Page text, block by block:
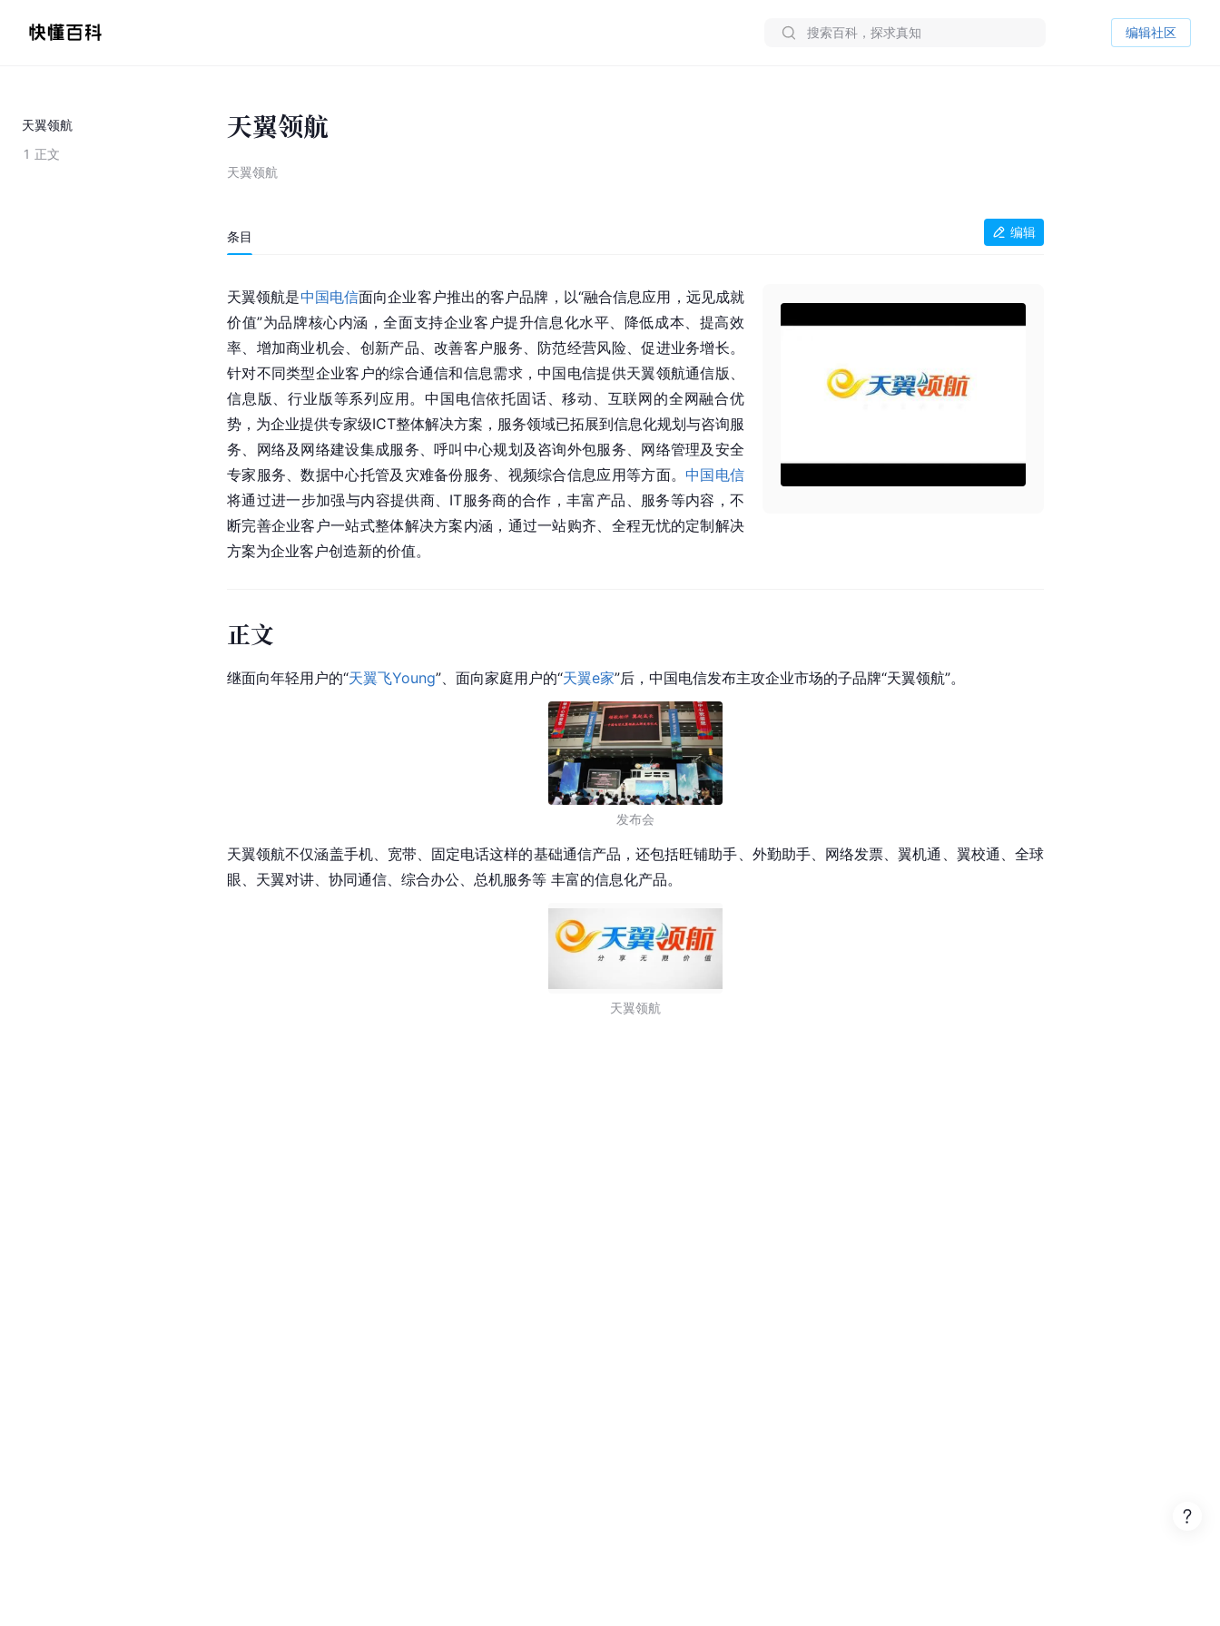
编辑社区
天翼领航
1 正文
天翼领航
天翼领航
条目 编辑
天翼领航是中国电信面向企业客户推出的客户品牌，以“融合信息应用，远见成就
价值”为品牌核心内涵，全面支持企业客户提升信息化水平、降低成本、提高效
率、增加商业机会、创新产品、改善客户服务、防范经营风险、促进业务增长。
针对不同类型企业客户的综合通信和信息需求，中国电信提供天翼领航通信版、
信息版、行业版等系列应用。中国电信依托固话、移动、互联网的全网融合优
势，为企业提供专家级ICT整体解决方案，服务领域已拓展到信息化规划与咨询服
务、网络及网络建设集成服务、呼叫中心规划及咨询外包服务、网络管理及安全
专家服务、数据中心托管及灾难备份服务、视频综合信息应用等方面。中国电信
将通过进一步加强与内容提供商、IT服务商的合作，丰富产品、服务等内容，不
断完善企业客户一站式整体解决方案内涵，通过一站购齐、全程无忧的定制解决
方案为企业客户创造新的价值。
正文
继面向年轻用户的“天翼飞Young”、面向家庭用户的“天翼e家”后，中国电信发布主攻企业市场的子品牌“天翼领航”。
发布会
天翼领航不仅涵盖手机、宽带、固定电话这样的基础通信产品，还包括旺铺助手、外勤助手、网络发票、翼机通、翼校通、全球
眼、天翼对讲、协同通信、综合办公、总机服务等 丰富的信息化产品。
天翼领航